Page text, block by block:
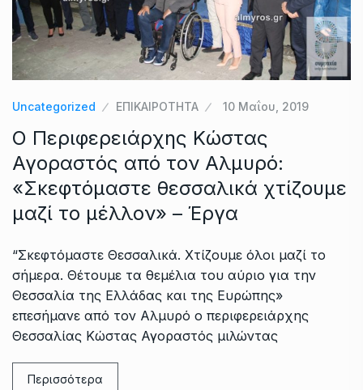
Uncategorized ΕΠΙΚΑΙΡΟΤΗΤΑ 10 Μαΐου, 2019
Ο Περιφερειάρχης Κώστας
Αγοραστός από τον Αλμυρό:
«Σκεφτόμαστε θεσσαλικά χτίζουμε
μαζί το μέλλον» – Έργα
“Σκεφτόμαστε Θεσσαλικά. Χτίζουμε όλοι μαζί το
σήμερα. Θέτουμε τα θεμέλια του αύριο για την
Θεσσαλία της Ελλάδας και της Ευρώπης»
επεσήμανε από τον Αλμυρό ο περιφερειάρχης
Θεσσαλίας Κώστας Αγοραστός μιλώντας
Περισσότερα